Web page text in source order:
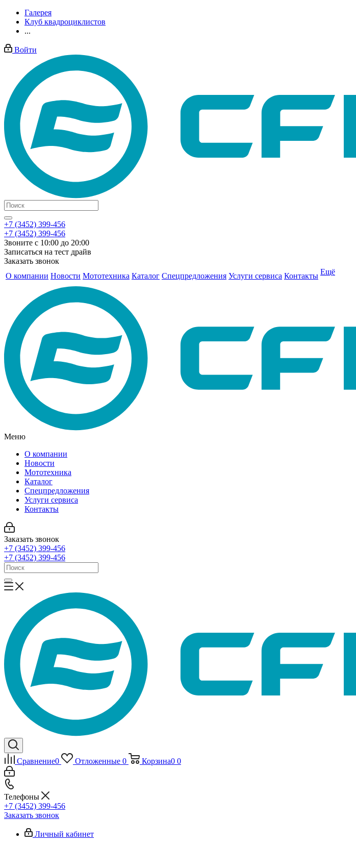
Галерея
Клуб квадроциклистов
...
Войти
+7 (3452) 399-456
+7 (3452) 399-456
Звоните с 10:00 до 20:00
Записаться на тест драйв
Заказать звонок
О компании Новости Мототехника Каталог Спецпредложения Услуги сервиса Контакты Ещё
Меню
О компании
Новости
Мототехника
Каталог
Спецпредложения
Услуги сервиса
Контакты
Заказать звонок
+7 (3452) 399-456
+7 (3452) 399-456
Сравнение0 Отложенные 0 Корзина0 0
Телефоны
+7 (3452) 399-456
Заказать звонок
Личный кабинет